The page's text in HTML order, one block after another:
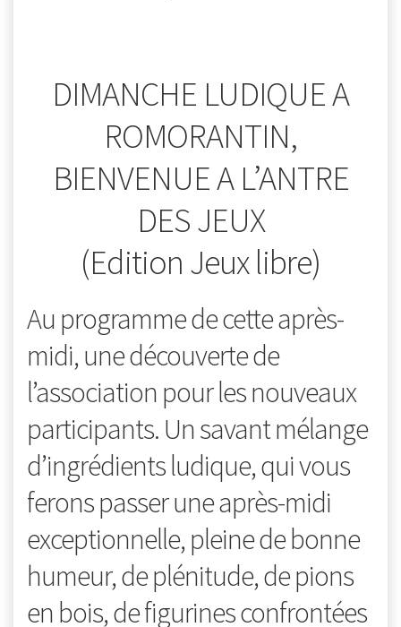
DIMANCHE LUDIQUE A
ROMORANTIN,
BIENVENUE A L’ANTRE
DES JEUX
(Edition Jeux libre)
Au programme de cette après-
midi, une découverte de
l’association pour les nouveaux
participants. Un savant mélange
d’ingrédients ludique, qui vous
ferons passer une après-midi
exceptionnelle, pleine de bonne
humeur, de plénitude, de pions
en bois, de figurines confrontées